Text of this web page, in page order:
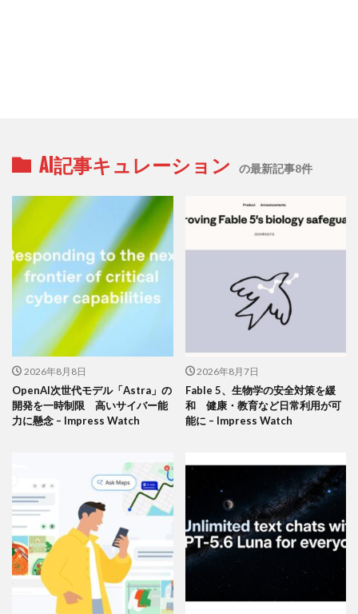
AI記事キュレーション の最新記事8件
2026年8月8日
OpenAI次世代モデル「Astra」の
開発を一時制限 高いサイバー能
力に懸念 – Impress Watch
2026年8月7日
Fable 5、生物学の安全対策を緩
和 健康・教育など日常利用が可
能に – Impress Watch